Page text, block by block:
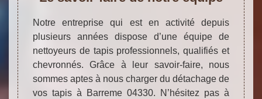
Notre entreprise qui est en activité depuis
plusieurs années dispose d’une équipe de
nettoyeurs de tapis professionnels, qualifiés et
chevronnés. Grâce à leur savoir-faire, nous
sommes aptes à nous charger du détachage de
vos tapis à Barreme 04330. N’hésitez pas à